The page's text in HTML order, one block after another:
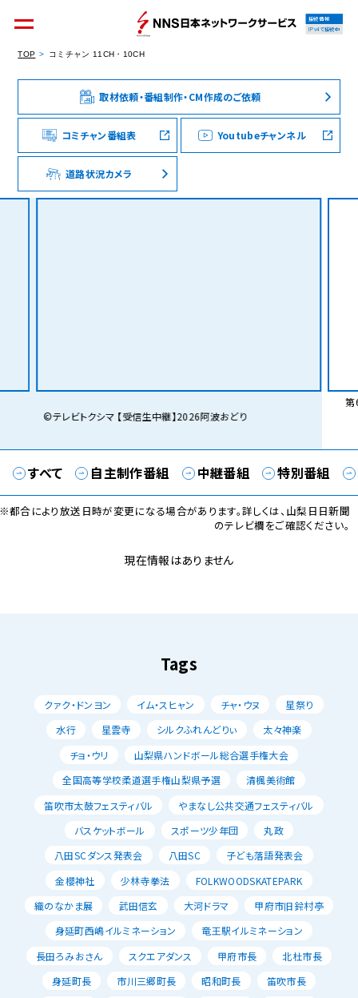
個人のお客様 集合住宅オーナーの方
法人のお客様 料金シミュレーション
接続情報
IPv4で接続中
TOP コミチャン 11CH・10CH
取材依頼・番組制作・CM作成のご依頼
コミチャン番組表 Youtubeチャンネル
道路状況カメラ
©テレビトクシマ 【受信生中継】2026阿波おどり
第
すべて 自主制作番組 中継番組 特別番組
都合により放送日時が変更になる場合があります。詳しくは、山梨日日新聞
のテレビ欄をご確認ください。
現在情報はありません
Tags
クァク・ドンヨン イム・スヒャン チャ・ウヌ
星祭り
水行
星雲寺 シルクふれんどりぃ
太々神楽
チョ・ウリ
山梨県ハンドボール総合選手権大会
全国高等学校柔道選手権山梨県予選
清楓美術館
笛吹市太鼓フェスティバル
やまなし公共交通フェスティバル
バスケットボール
スポーツ少年団
丸政
八田SCダンス発表会
八田SC
子ども落語発表会
金櫻神社
少林寺拳法
FOLKWOODSKATEPARK
織のなかま展
武田信玄 大河ドラマ
甲府市旧鈴村亭
身延町西嶋イルミネーション
竜王駅イルミネーション
長田ろみおさん
スクエアダンス 甲府市長
北杜市長
身延町長
市川三郷町長 昭和町長
笛吹市長